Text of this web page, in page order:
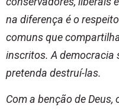
na diferença é o
comuns que
inscritos. A democracia
pretenda destruí-las.
Com a benção de Deus,